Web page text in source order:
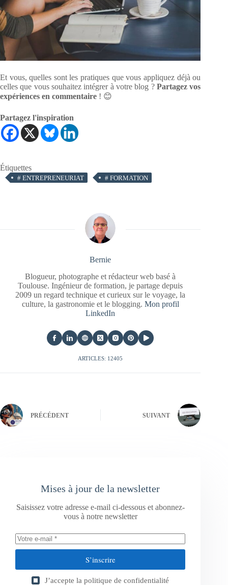
Et vous, quelles sont les pratiques que vous appliquez déjà ou
celles que vous souhaitez intégrer à votre blog ? Partagez vos
expériences en commentaire ! 😊
Partagez l'inspiration
Étiquettes
# ENTREPRENEURIAT # FORMATION
Bernie
Blogueur, photographe et rédacteur web basé à
Toulouse. Ingénieur de formation, je partage depuis
2009 un regard technique et curieux sur le voyage, la
culture, la gastronomie et le blogging. Mon profil
LinkedIn
ARTICLES: 12405
PRÉCÉDENT SUIVANT
Mises à jour de la newsletter
Saisissez votre adresse e-mail ci-dessous et abonnez-
vous à notre newsletter
S’inscrire
J’accepte la politique de confidentialité